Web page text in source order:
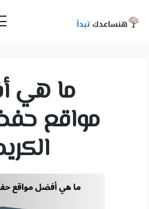
ما هي
مواقع